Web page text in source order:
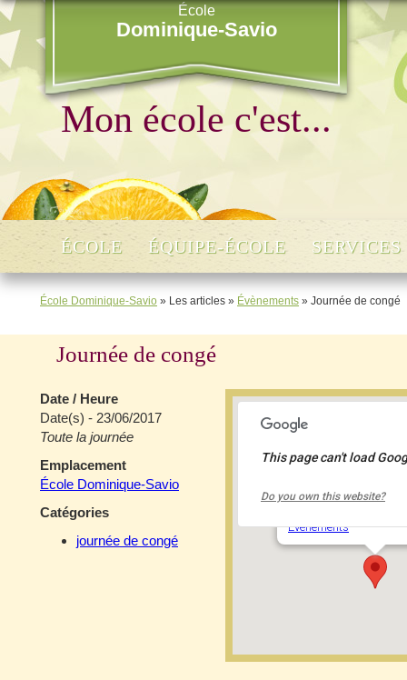
École
Dominique-Savio
Mon école c'est...
ÉCOLE ÉQUIPE-ÉCOLE SERVICES
École Dominique-Savio » Les articles » Évènements » Journée de congé
Journée de congé
École Dominique-
Événements
This page can't load
Do you own this website?
Date / Heure
Date(s) - 23/06/2017
Toute la journée
Emplacement
École Dominique-Savio
Catégories
journée de congé